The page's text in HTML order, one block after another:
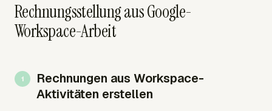
Rechnungsstellung aus Google-
Workspace-Arbeit
Rechnungen aus Workspace-
Aktivitäten erstellen